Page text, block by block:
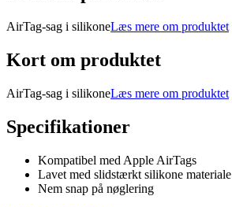
AirTag-sag i silikoneLæs mere om produktet
Kort om produktet
AirTag-sag i silikoneLæs mere om produktet
Specifikationer
Kompatibel med Apple AirTags
Lavet med slidstærkt silikone materiale
Nem snap på nøglering